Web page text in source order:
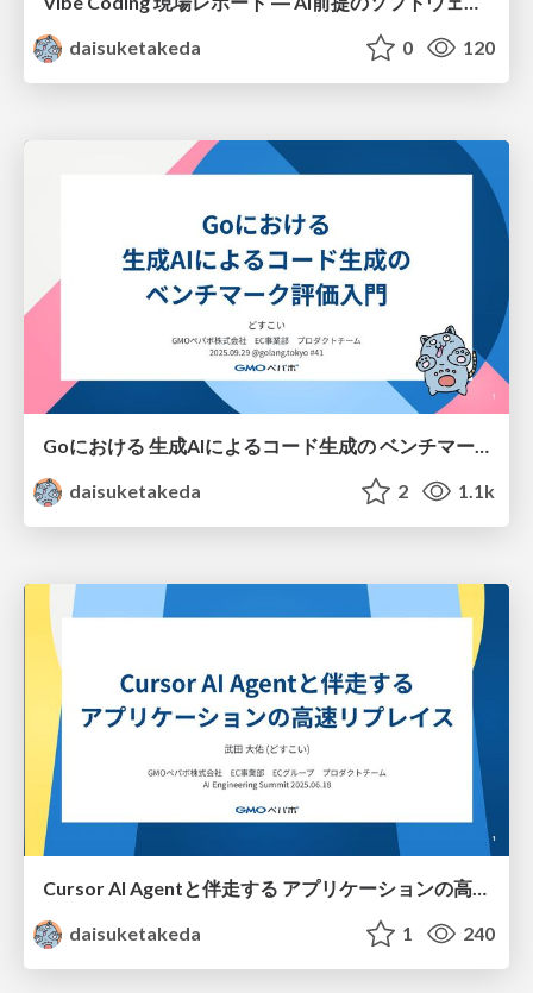
daisuketakeda
0 120
daisuketakeda
2 1.1k
Cursor AI Agentと伴走する アプリケーションの高速リプレイス
daisuketakeda
1 240